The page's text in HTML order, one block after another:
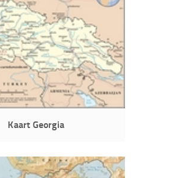
Kaart Georgia